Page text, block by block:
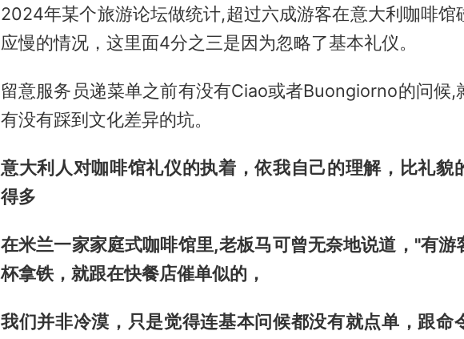
2024年某个旅游论坛做统计,超过六成游客在意大利咖啡馆
应慢的情况，这里面4分之三是因为忽略了基本礼仪。
留意服务员递菜单之前有没有Ciao或者Buongiorno的问候,
有没有踩到文化差异的坑。
意大利人对咖啡馆礼仪的执着，依我自己的理解，比礼貌
得多
在米兰一家家庭式咖啡馆里,老板马可曾无奈地说道，"有游
杯拿铁，就跟在快餐店催单似的，
我们并非冷漠，只是觉得连基本问候都没有就点单，跟命